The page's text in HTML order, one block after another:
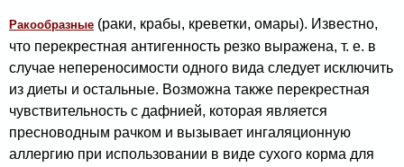
Ракообразные (раки, крабы, креветки, омары). Известно,
что перекрестная антигенность резко выражена, т. е. в
случае непереносимости одного вида следует исключить
из диеты и остальные. Возможна также перекрестная
чувствительность с дафнией, которая яв­ляется
пресноводным рачком и вызывает ингаляционную
аллергию при использовании в виде сухого корма для